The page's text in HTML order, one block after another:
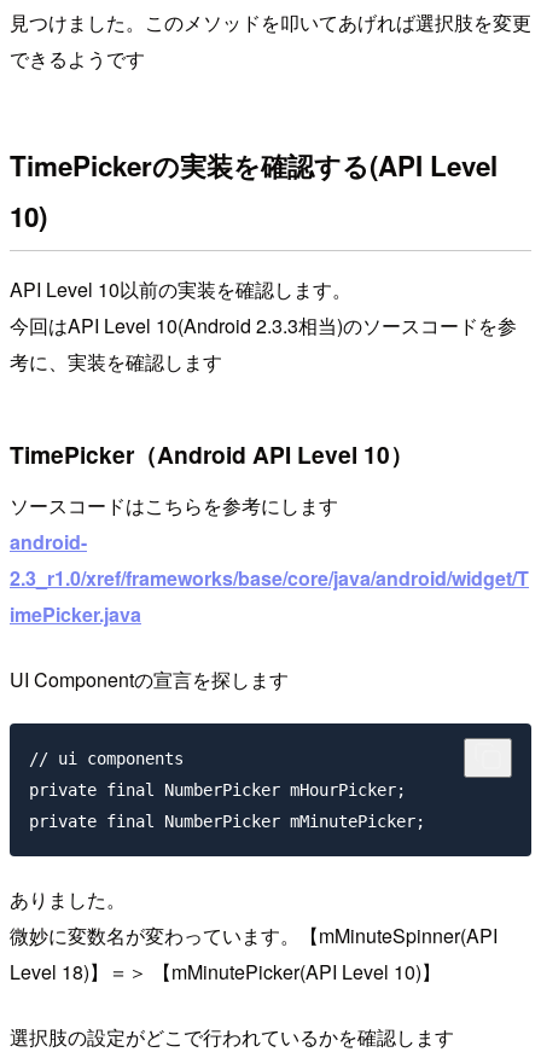
見つけました。このメソッドを叩いてあげれば選択肢を変更
できるようです
TimePickerの実装を確認する(API Level
10)
API Level 10以前の実装を確認します。
今回はAPI Level 10(Android 2.3.3相当)のソースコードを参
考に、実装を確認します
TimePicker（Android API Level 10）
ソースコードはこちらを参考にします
android-
2.3_r1.0/xref/frameworks/base/core/java/android/widget/T
imePicker.java
UI Componentの宣言を探します
// ui components
private final NumberPicker mHourPicker;
ありました。
微妙に変数名が変わっています。【mMinuteSpinner(API
Level 18)】＝＞ 【mMinutePicker(API Level 10)】
選択肢の設定がどこで行われているかを確認します